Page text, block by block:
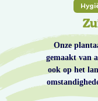
Onze
gemaakt van
ook op het